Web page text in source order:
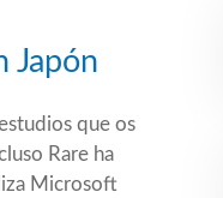
Japón
que os
Rare ha
Microsoft